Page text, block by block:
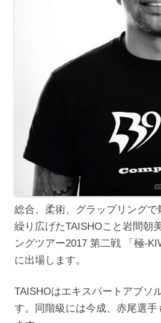
総合、柔術、グラップリング
繰り広げたTAISHOこと岩間朝
ングツアー2017 第二戦 「極-
に出場します。
TAISHOはエキスパートアブソ
す。同階級には今成、赤尾選